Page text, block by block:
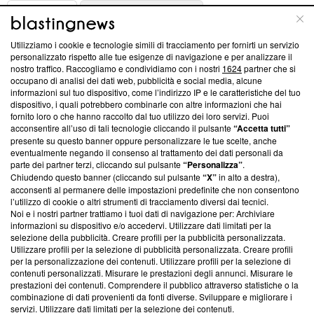
ABOUT
Questa sezione offre informazioni trasparenti su Blasting
News, sui nostri processi editoriali e su come ci impegniamo a
creare news di qualità. Inoltre, afferma la nostra aderenza a
‘Trust Project - News with Integrity’Blasting News non è
ancora membro del programma, ma ha richiesto di farne
parte; Trust Project non ha ancora effettuato una verifica di
conformità agli standard.
Su di noi
Team editoriale
Corporate
Redazione
Informativa Privacy
Cookie Policy
Utilizziamo i cookie e tecnologie simili di tracciamento per fornirti un servizio
personalizzato rispetto alle tue esigenze di navigazione e per analizzare il
nostro traffico. Raccogliamo e condividiamo con i nostri 1624partner che si
occupano di analisi dei dati web, pubblicità e social media, alcune
informazioni sul tuo dispositivo, come l’indirizzo IP e le caratteristiche del tuo
dispositivo, i quali potrebbero combinarle con altre informazioni che hai
fornito loro o che hanno raccolto dal tuo utilizzo dei loro servizi. Puoi
acconsentire all’uso di tali tecnologie cliccando il pulsante“Accetta tutti”
presente su questo banner oppure personalizzare le tue scelte, anche
eventualmente negando il consenso al trattamento dei dati personali da
parte dei partner terzi, cliccando sul pulsante“Personalizza”.
Chiudendo questo banner (cliccando sul pulsante“X”in alto a destra),
acconsenti al permanere delle impostazioni predefinite che non consentono
l’utilizzo di cookie o altri strumenti di tracciamento diversi dai tecnici.
Noi e i nostri partner trattiamo i tuoi dati di navigazione per: Archiviare
informazioni su dispositivo e/o accedervi. Utilizzare dati limitati per la
selezione della pubblicità. Creare profili per la pubblicità personalizzata.
Utilizzare profili per la selezione di pubblicità personalizzata. Creare profili
per la personalizzazione dei contenuti. Utilizzare profili per la selezione di
contenuti personalizzati. Misurare le prestazioni degli annunci. Misurare le
prestazioni dei contenuti. Comprendere il pubblico attraverso statistiche o la
combinazione di dati provenienti da fonti diverse. Sviluppare e migliorare i
servizi. Utilizzare dati limitati per la selezione dei contenuti.